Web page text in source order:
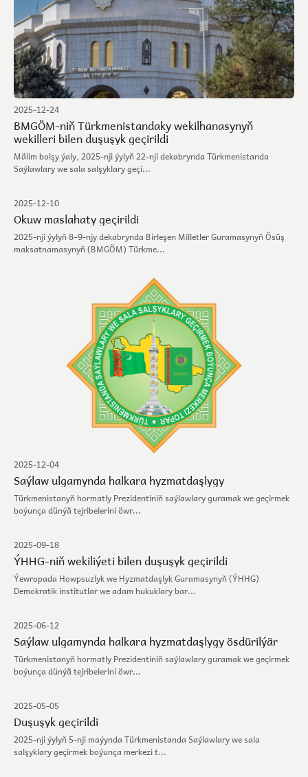
2025-12-24
BMGÖM-niň Türkmenistandaky wekilhanasynyň
wekilleri bilen duşuşyk geçirildi
Mälim bolşy ýaly, 2025-nji ýylyň 22-nji dekabrynda Türkmenistanda
Saýlawlary we sala salşyklary geçi...
2025-12-10
Okuw maslahaty geçirildi
2025-nji ýylyň 8–9-njy dekabrynda Birleşen Milletler Guramasynyň Ösüş
maksatnamasynyň (BMGÖM) Türkme...
2025-12-04
Saýlaw ulgamynda halkara hyzmatdaşlygy
Türkmenistanyň hormatly Prezidentiniň saýlawlary guramak we geçirmek
boýunça dünýä tejribelerini öwr...
2025-09-18
ÝHHG-niň wekiliýeti bilen duşuşyk geçirildi
Ýewropada Howpsuzlyk we Hyzmatdaşlyk Guramasynyň (ÝHHG)
Demokratik institutlar we adam hukuklary bar...
2025-06-12
Saýlaw ulgamynda halkara hyzmatdaşlygy ösdürilýär
Türkmenistanyň hormatly Prezidentiniň saýlawlary guramak we geçirmek
boýunça dünýä tejribelerini öwr...
2025-05-05
Duşuşyk geçirildi
2025-nji ýylyň 5-nji maýynda Türkmenistanda Saýlawlary we sala
salşyklary geçirmek boýunça merkezi t...